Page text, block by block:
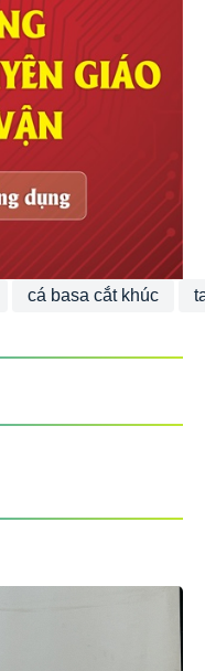
cá basa cắt khúc